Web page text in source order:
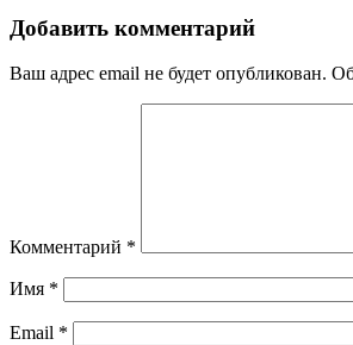
Добавить комментарий
Ваш адрес email не будет опубликован.
Комментарий *
Имя *
Email *